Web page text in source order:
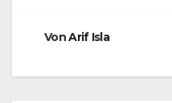
VonArif Isla